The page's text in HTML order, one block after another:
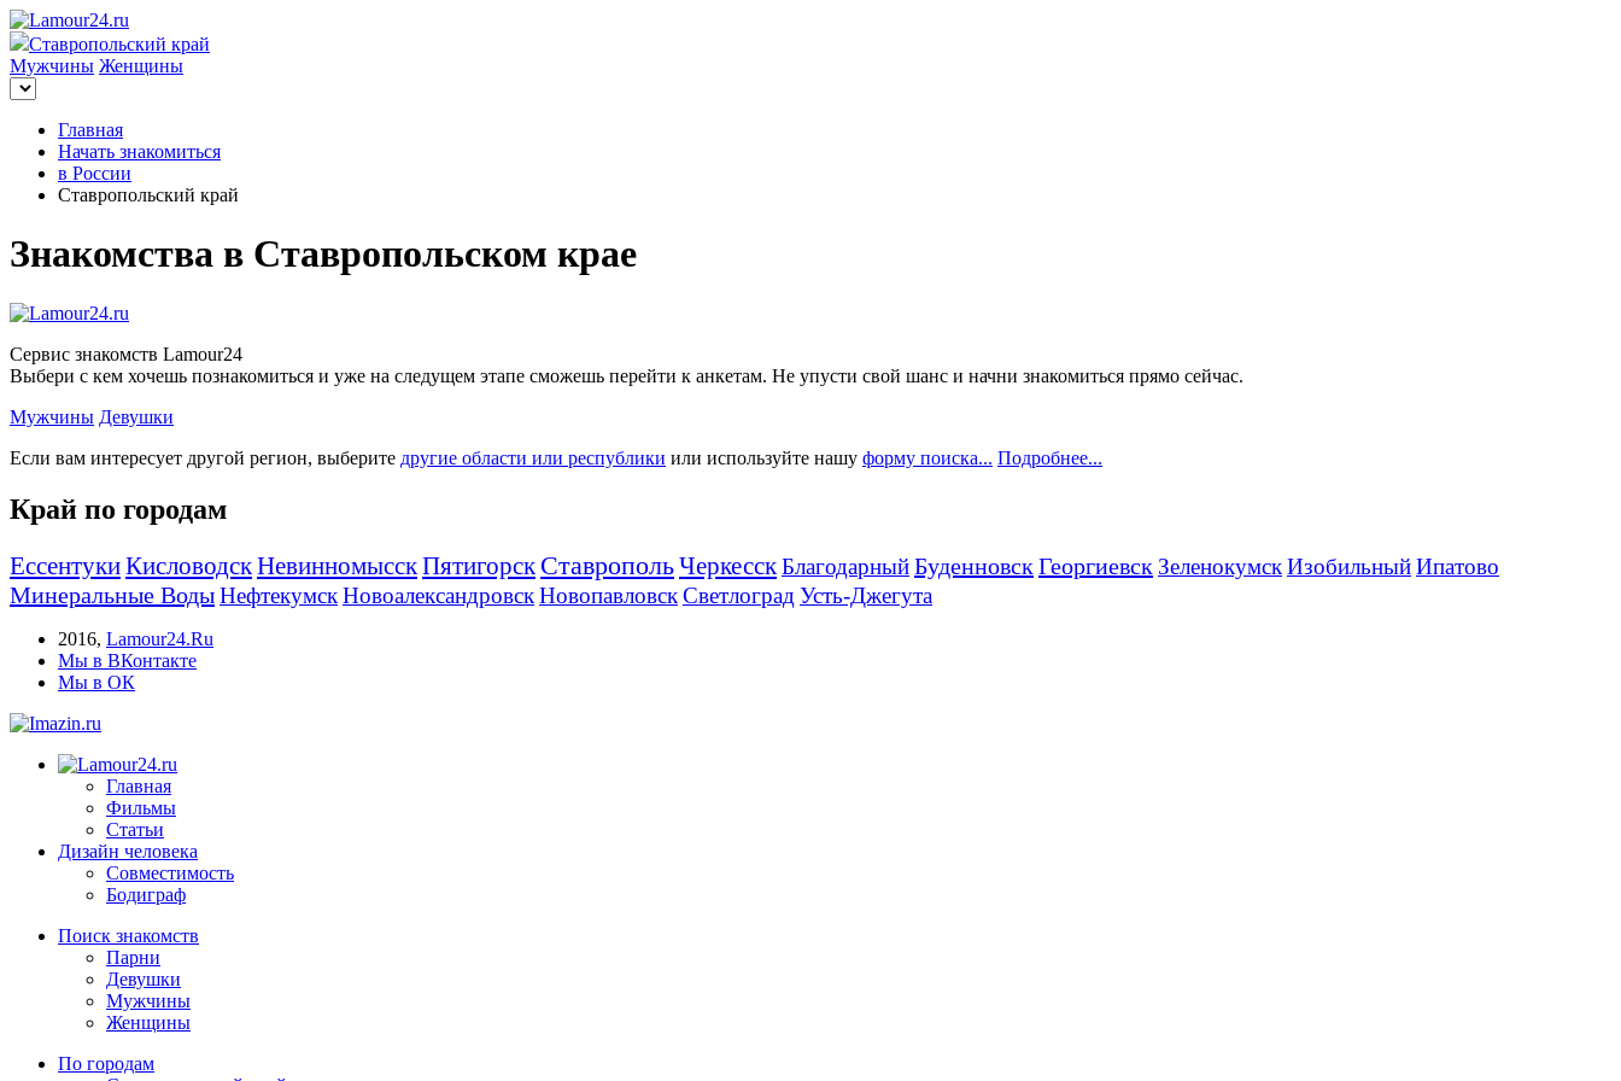
Ставропольский край
Мужчины Женщины
Главная
Начать знакомиться
в России
Ставропольский край
Знакомства в Ставропольском крае
Сервис знакомств Lamour24
Выбери с кем хочешь познакомиться и уже на следущем этапе сможешь перейти к анкетам. Не упусти свой шанс и начни знакомиться прямо сейчас.
Мужчины Девушки
Если вам интересует другой регион, выберите другие области или республики или используйте нашу форму поиска... Подробнее...
Край по городам
ЕссентукиКисловодскНевинномысскПятигорск СтавропольЧеркесскБлагодарныйБуденновскГеоргиевск ЗеленокумскИзобильныйИпатово
Минеральные ВодыНефтекумскНовоалександровскНовопавловскСветлоград Усть-Джегута
2016, Lamour24.Ru
Мы в ВКонтакте
Мы в ОК
Главная
Фильмы
Статьи
Дизайн человека
Совместимость
Бодиграф
Поиск знакомств
Парни
Девушки
Мужчины
Женщины
По городам